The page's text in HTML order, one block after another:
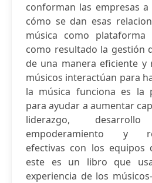
conforman las empresas
cómo se dan esas
música como
como resultado la gestión
de una manera eficiente y
músicos interactúan para
la música funciona es la
para ayudar a aumentar
liderazgo,
empoderamiento y
efectivas con los equipos
este es un libro que
experiencia de los